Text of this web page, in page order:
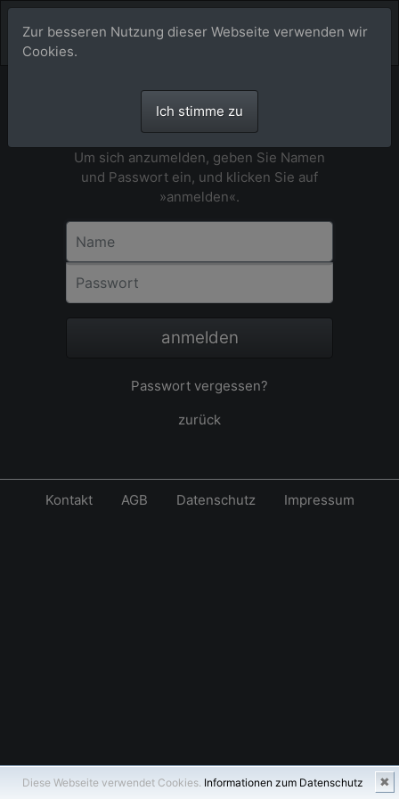
Diese Webseite verwendet Cookies. Informationen zum Datenschutz ✖
Anmeldung
Um sich anzumelden, geben Sie Namen
und Passwort ein, und klicken Sie auf
»anmelden«.
Passwort
anmelden
Passwort vergessen?
zurück
Zur besseren Nutzung dieser Webseite verwenden wir
Cookies.
Ich stimme zu
Kontakt AGB Datenschutz Impressum